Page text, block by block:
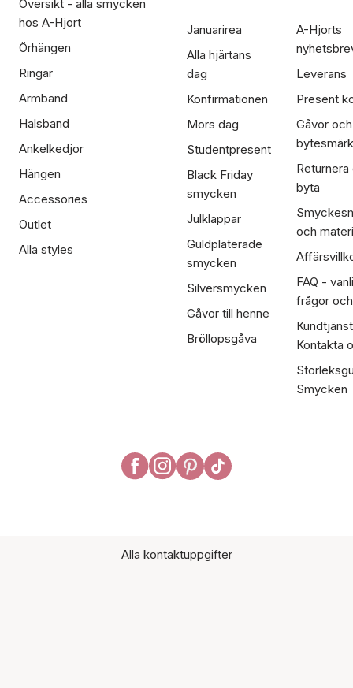
Översikt - alla smycken
hos A-Hjort
Örhängen
Ringar
Armband
Halsband
Ankelkedjor
Hängen
Accessories
Outlet
Alla styles
Januarirea
Alla hjärtans
dag
Konfirmationen
Mors dag
Studentpresent
Black Friday
smycken
Julklappar
Guldpläterade
smycken
Silversmycken
Gåvor till henne
Bröllopsgåva
A-Hjorts
Leverans
Present
Gåvor och
Returnera
byta
och
FAQ -
frågor
Kontakta
Smycken
Alla kontaktuppgifter